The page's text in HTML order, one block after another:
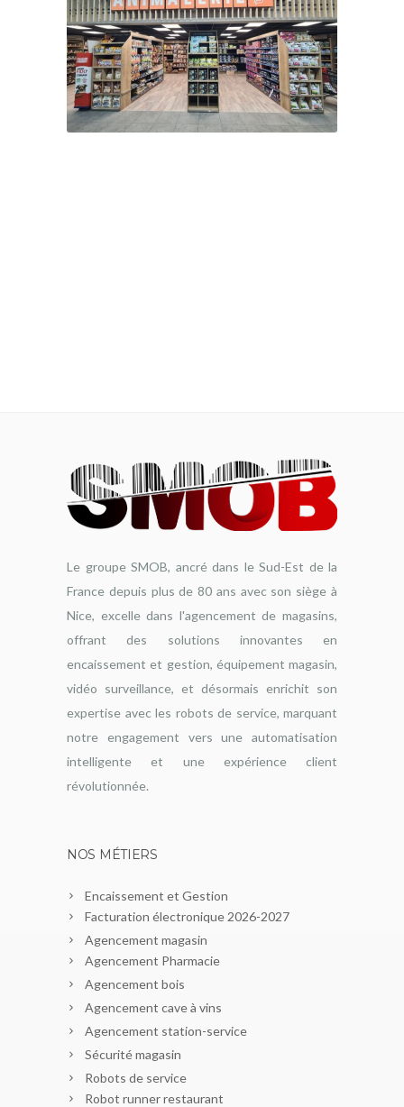
Le groupe SMOB, ancré dans le Sud-Est de la
France depuis plus de 80 ans avec son siège à
Nice, excelle dans l'agencement de magasins,
offrant des solutions innovantes en
encaissement et gestion, équipement magasin,
vidéo surveillance, et désormais enrichit son
expertise avec les robots de service, marquant
notre engagement vers une automatisation
intelligente et une expérience client
révolutionnée.
NOS MÉTIERS
Encaissement et Gestion
Facturation électronique 2026-2027
Agencement magasin
Agencement Pharmacie
Agencement bois
Agencement cave à vins
Agencement station-service
Sécurité magasin
Robots de service
Robot runner restaurant